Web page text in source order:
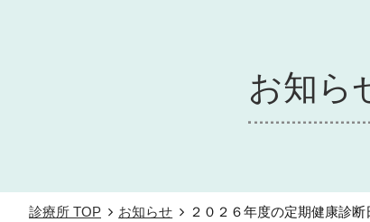
お知ら
診療所 TOP お知らせ ２０２６年度の定期健康診